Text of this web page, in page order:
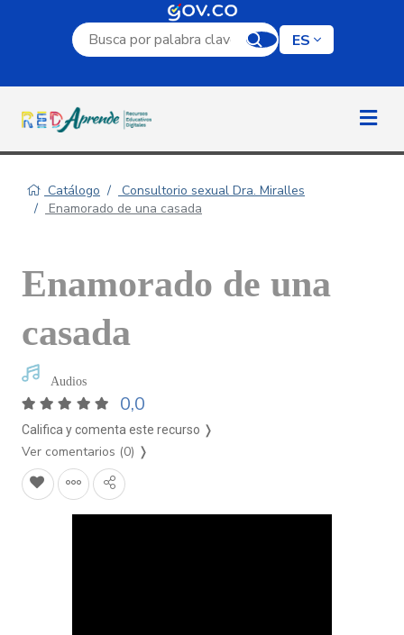
Campo de búsqueda por palabra clave
ES
Catálogo
Consultorio sexual Dra. Miralles
Enamorado de una casada
Enamorado de una
casada
Audios
0,0
Califica y comenta este recurso ❭
Ver comentarios (0) ❭